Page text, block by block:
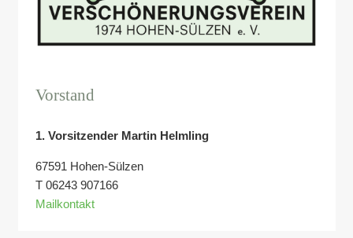
Vorstand
1. Vorsitzender Martin Helmling
67591 Hohen-Sülzen
T 06243 907166
Mailkontakt